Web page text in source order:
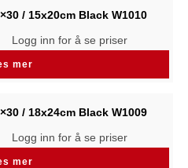
/ 15x20cm Black W1010
Logg inn for å se priser
mer
/ 18x24cm Black W1009
Logg inn for å se priser
mer